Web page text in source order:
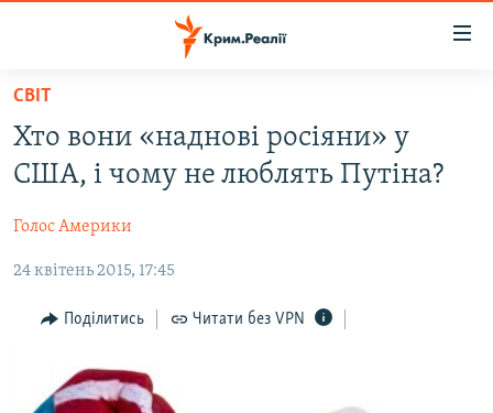
Перейти
основного
матеріалу
до
навігації
Перейти
ПОЛІТИКА
БЛОГИ
ПОГЛЯД
ВСЕ ЗА ДЕНЬ
СВІТ
Хто вони «наднові росіяни» у
США, і чому не люблять Путіна?
Голос Америки
24 квітень 2015, 17:45
Поділитись Читати без VPN